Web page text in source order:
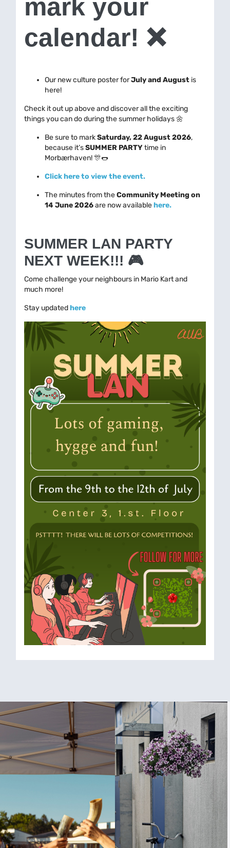
mark your
calendar! ❌
Our new culture poster forJuly and Augustis
here!
Check it out up above and discover all the exciting
things you can do during the summer holidays 🌼
Be sure to markSaturday, 22 August 2026,
because it’sSUMMER PARTYtime in
Morbærhaven! 🎊🌭
Click here to view the event.
The minutes from theCommunity Meeting on
14 June 2026are now availablehere.
SUMMER LAN PARTY
NEXT WEEK!!! 🎮
Come challenge your neighbours in Mario Kart and
much more!
Stay updatedhere